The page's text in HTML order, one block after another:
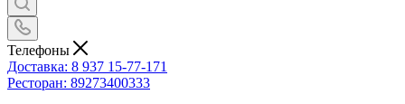
Телефоны
Доставка: 8 937 15-77-171
Ресторан: 89273400333